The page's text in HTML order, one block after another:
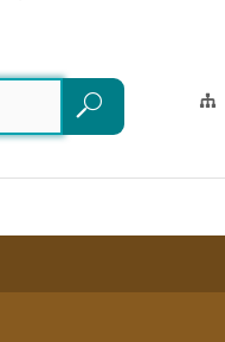
Suchen
Suchen